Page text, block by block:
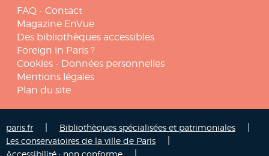
FAQ - Contact
Magazine EnVue
Des bibliothèques accessibles
Foreign in Paris ?
Cookies - Données personnelles
Mentions légales
Plan du site
paris.fr Bibliothèques spécialisées et patrimoniales
Les conservatoires de la ville de Paris
Accessibilité : non conforme